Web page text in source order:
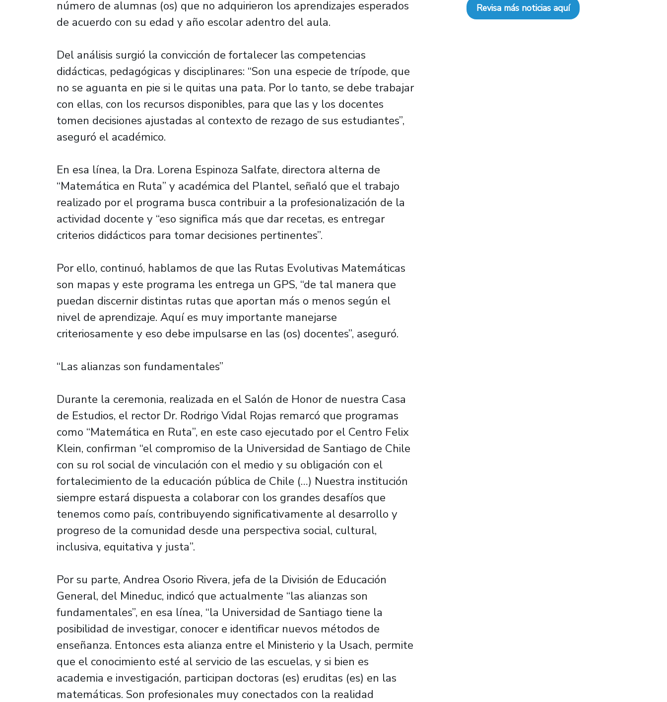
número de alumnas (os) que no adquirieron los aprendizajes esperados
de acuerdo con su edad y año escolar adentro del aula.
Del análisis surgió la convicción de fortalecer las competencias
didácticas, pedagógicas y disciplinares: “Son una especie de trípode, que
no se aguanta en pie si le quitas una pata. Por lo tanto, se debe trabajar
con ellas, con los recursos disponibles, para que las y los docentes
tomen decisiones ajustadas al contexto de rezago de sus estudiantes”,
aseguró el académico.
En esa línea, la Dra. Lorena Espinoza Salfate, directora alterna de
“Matemática en Ruta” y académica del Plantel, señaló que el trabajo
realizado por el programa busca contribuir a la profesionalización de la
actividad docente y “eso significa más que dar recetas, es entregar
criterios didácticos para tomar decisiones pertinentes”.
Por ello, continuó, hablamos de que las Rutas Evolutivas Matemáticas
son mapas y este programa les entrega un GPS, “de tal manera que
puedan discernir distintas rutas que aportan más o menos según el
nivel de aprendizaje. Aquí es muy importante manejarse
criteriosamente y eso debe impulsarse en las (os) docentes”, aseguró.
“Las alianzas son fundamentales”
Durante la ceremonia, realizada en el Salón de Honor de nuestra Casa
de Estudios, el rector Dr. Rodrigo Vidal Rojas remarcó que programas
como “Matemática en Ruta”, en este caso ejecutado por el Centro Felix
Klein, confirman “el compromiso de la Universidad de Santiago de Chile
con su rol social de vinculación con el medio y su obligación con el
fortalecimiento de la educación pública de Chile (…) Nuestra institución
siempre estará dispuesta a colaborar con los grandes desafíos que
tenemos como país, contribuyendo significativamente al desarrollo y
progreso de la comunidad desde una perspectiva social, cultural,
inclusiva, equitativa y justa”.
Por su parte, Andrea Osorio Rivera, jefa de la División de Educación
General, del Mineduc, indicó que actualmente “las alianzas son
fundamentales”, en esa línea, “la Universidad de Santiago tiene la
posibilidad de investigar, conocer e identificar nuevos métodos de
enseñanza. Entonces esta alianza entre el Ministerio y la Usach, permite
que el conocimiento esté al servicio de las escuelas, y si bien es
academia e investigación, participan doctoras (es) eruditas (es) en las
matemáticas. Son profesionales muy conectados con la realidad
Revisa más noticias aquí